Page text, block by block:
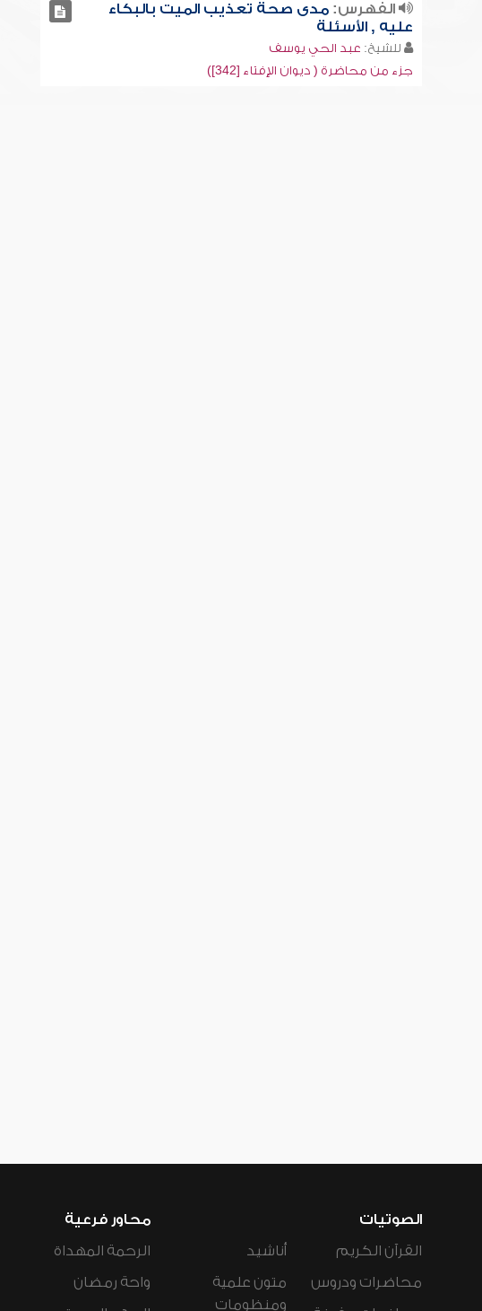
الفهرس:مدى صحة تعذيب الميت بالبكاء
عليه , الأسئلة
للشيخ: عبد الحي يوسف
جزء من محاضرة ( ديوان الإفتاء [342])
الصوتيات
القرآن الكريم
محاضرات ودروس
أناشيد
متون علمية
ومنظومات
محاور فرعية
الرحمة المهداة
واحة رمضان